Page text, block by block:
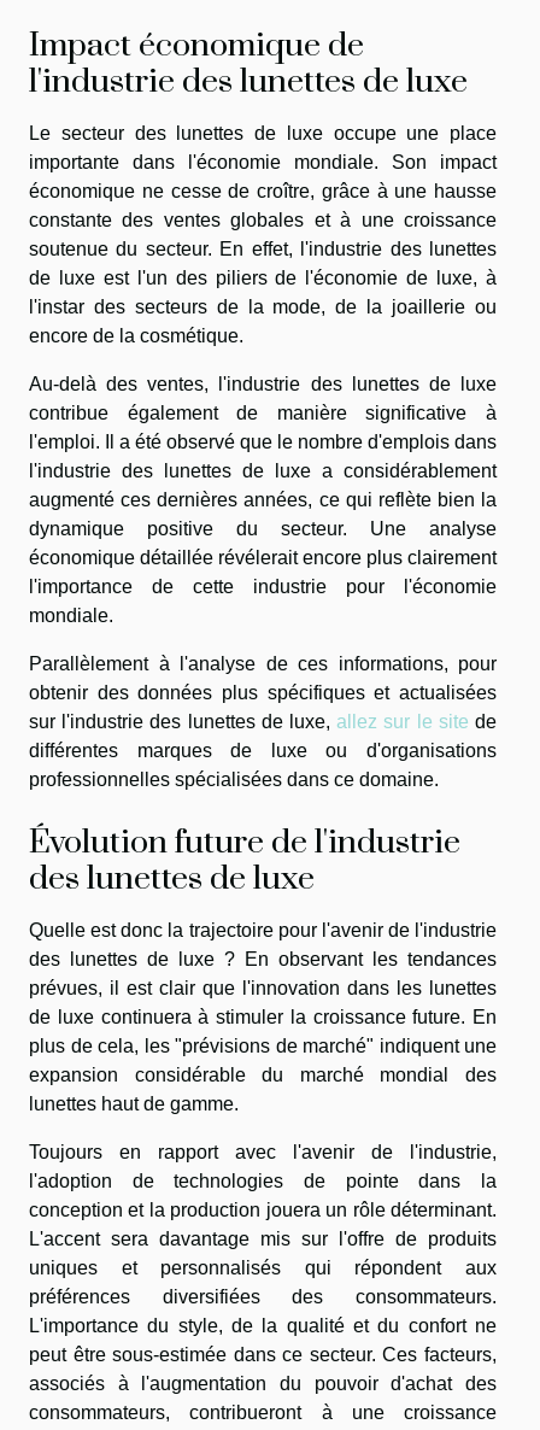
Impact économique de
l'industrie des lunettes de luxe
Le secteur des lunettes de luxe occupe une place
importante dans l'économie mondiale. Son impact
économique ne cesse de croître, grâce à une hausse
constante des ventes globales et à une croissance
soutenue du secteur. En effet, l'industrie des lunettes
de luxe est l'un des piliers de l'économie de luxe, à
l'instar des secteurs de la mode, de la joaillerie ou
encore de la cosmétique.
Au-delà des ventes, l'industrie des lunettes de luxe
contribue également de manière significative à
l'emploi. Il a été observé que le nombre d'emplois dans
l'industrie des lunettes de luxe a considérablement
augmenté ces dernières années, ce qui reflète bien la
dynamique positive du secteur. Une analyse
économique détaillée révélerait encore plus clairement
l'importance de cette industrie pour l'économie
mondiale.
Parallèlement à l'analyse de ces informations, pour
obtenir des données plus spécifiques et actualisées
sur l'industrie des lunettes de luxe,allez sur le site de
différentes marques de luxe ou d'organisations
professionnelles spécialisées dans ce domaine.
Évolution future de l'industrie
des lunettes de luxe
Quelle est donc la trajectoire pour l'avenir de l'industrie
des lunettes de luxe ? En observant les tendances
prévues, il est clair que l'innovation dans les lunettes
de luxe continuera à stimuler la croissance future. En
plus de cela, les "prévisions de marché" indiquent une
expansion considérable du marché mondial des
lunettes haut de gamme.
Toujours en rapport avec l'avenir de l'industrie,
l'adoption de technologies de pointe dans la
conception et la production jouera un rôle déterminant.
L'accent sera davantage mis sur l'offre de produits
uniques et personnalisés qui répondent aux
préférences diversifiées des consommateurs.
L'importance du style, de la qualité et du confort ne
peut être sous-estimée dans ce secteur. Ces facteurs,
associés à l'augmentation du pouvoir d'achat des
consommateurs, contribueront à une croissance